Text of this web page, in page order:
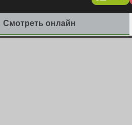
Смотреть онлайн